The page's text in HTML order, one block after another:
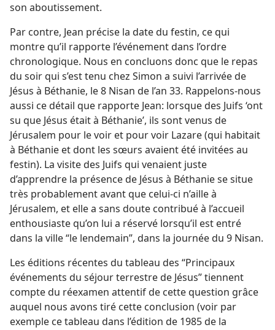
son aboutissement.
Par contre, Jean précise la date du festin, ce qui
montre qu’il rapporte l’événement dans l’ordre
chronologique. Nous en concluons donc que le repas
du soir qui s’est tenu chez Simon a suivi l’arrivée de
Jésus à Béthanie, le 8 Nisan de l’an 33. Rappelons-​nous
aussi ce détail que rapporte Jean: lorsque des Juifs ‘ont
su que Jésus était à Béthanie’, ils sont venus de
Jérusalem pour le voir et pour voir Lazare (qui habitait
à Béthanie et dont les sœurs avaient été invitées au
festin). La visite des Juifs qui venaient juste
d’apprendre la présence de Jésus à Béthanie se situe
très probablement avant que celui-ci n’aille à
Jérusalem, et elle a sans doute contribué à l’accueil
enthousiaste qu’on lui a réservé lorsqu’il est entré
dans la ville “le lendemain”, dans la journée du 9 Nisan.
Les éditions récentes du tableau des “Principaux
événements du séjour terrestre de Jésus” tiennent
compte du réexamen attentif de cette question grâce
auquel nous avons tiré cette conclusion (voir par
exemple ce tableau dans l’édition de 1985 de la